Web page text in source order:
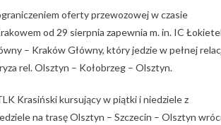
oferty przewozowej w czasie
od 29 sierpnia zapewnia m. in. IC
– Kraków Główny, który jedzie w pełnej
rel. Olsztyn – Kołobrzeg – Olsztyn.
Krasiński kursujący w piątki i niedziele z
na trasę Olsztyn – Szczecin – Olsztyn